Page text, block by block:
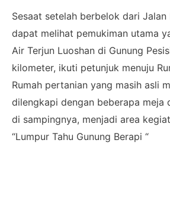
Sesaat setelah berbelok dari
dapat melihat pemukiman utama
Air Terjun Luoshan di Gunung
kilometer, ikuti petunjuk menuju
Rumah pertanian yang masih asli
dilengkapi dengan beberapa
di sampingnya, menjadi area
“Lumpur Tahu Gunung Berapi “